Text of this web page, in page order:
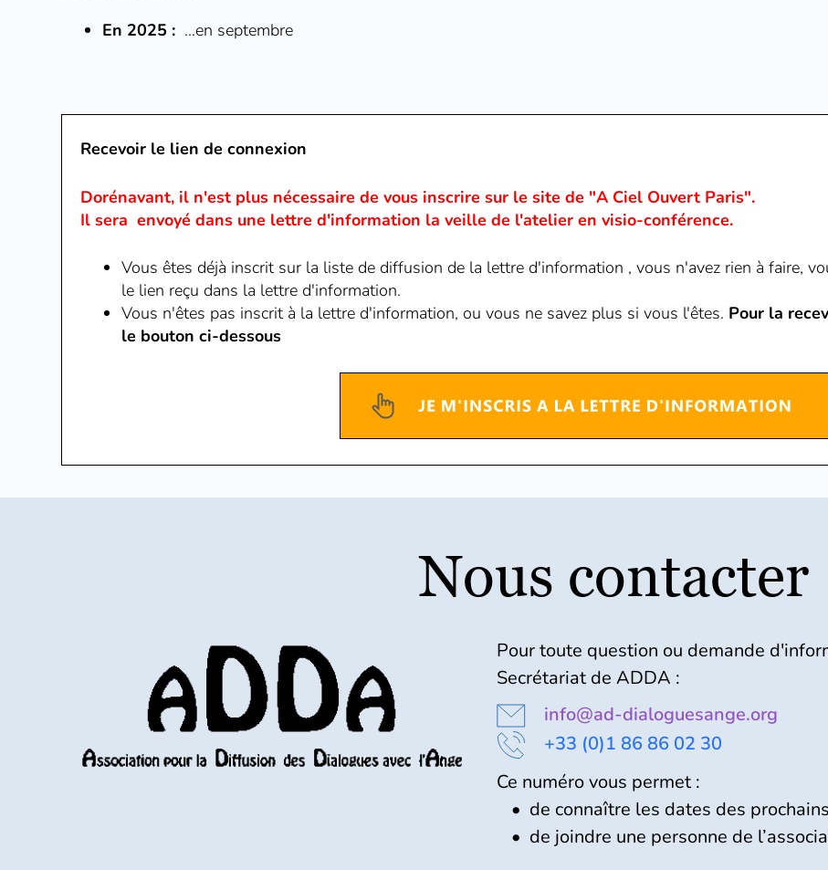
En 2025 : ...en septembre
Recevoir le lien de connexion
Dorénavant, il n'est plus nécessaire de vous inscrire sur le site de "A Ciel Ouvert Paris".
Il sera envoyé dans une lettre d'information la veille de l'atelier en visio-conférence.
Vous êtes déjà inscrit sur la liste de diffusion de la lettre d'information , vous n'avez rien à faire,
le lien reçu dans la lettre d'information.
Vous n'êtes pas inscrit à la lettre d'information, ou vous ne savez plus si vous l'êtes. Pour la
le bouton ci-dessous
Nous contacter
Pour toute question ou demande
Secrétariat de ADDA :
info@ad-dialoguesange.org
+33 (0)1 86 86 02 30
Ce numéro vous permet :
de connaître les dates des
de joindre une personne de